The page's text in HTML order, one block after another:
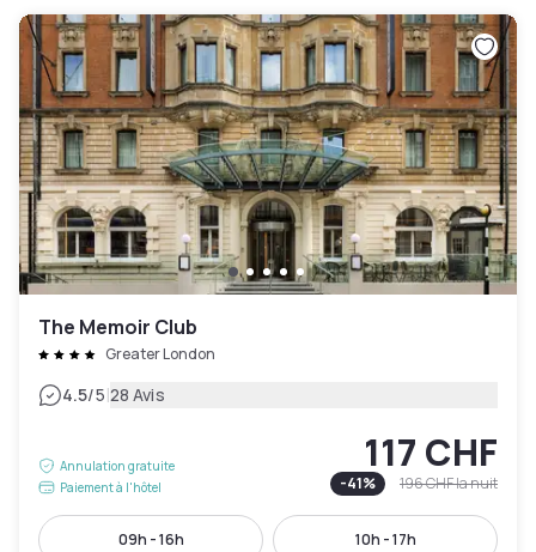
The Memoir Club
Greater London
4.5/5|28 Avis
Annulation gratuite
Paiement à l'hôtel
117 CHF
-41% 196 CHFla nuit
09h - 16h 10h - 17h